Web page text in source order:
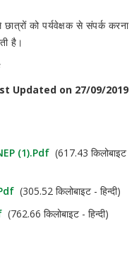
को पर्यवेक्षक से संपर्क करना
है।
Updated on 27/09/2019
(1).pdf (617.43 किलोबाइट
(305.52 किलोबाइट - हिन्दी)
(762.66 किलोबाइट - हिन्दी)